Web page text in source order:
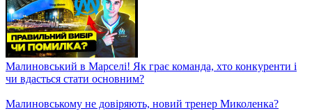
ШАХТАР – РЕНН. Ліга Європи. Порада МУДРИКА. Накачка
ЙОВІЧЕВИЧА